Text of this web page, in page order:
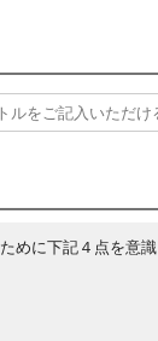
めに下記４点を意